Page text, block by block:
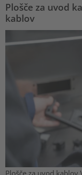
Plošče za uvod
kablov